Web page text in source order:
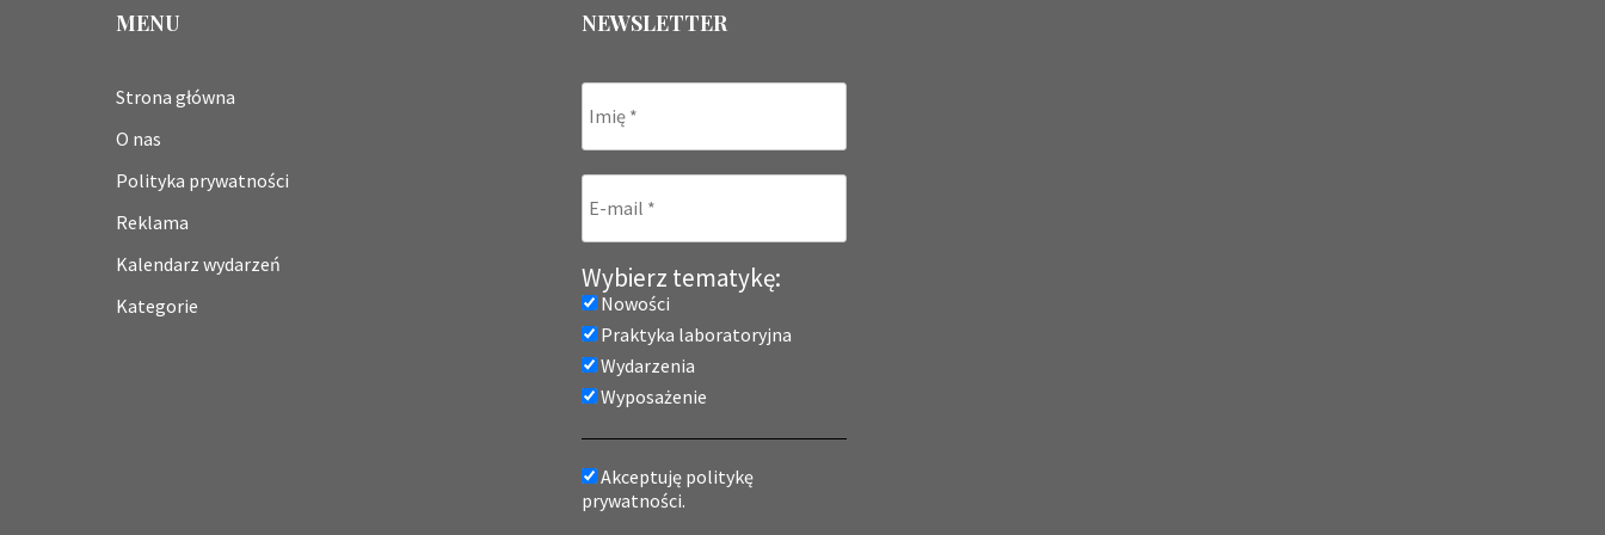
MENU
Strona główna
O nas
Polityka prywatności
Reklama
Kalendarz wydarzeń
Kategorie
NEWSLETTER
Wybierz tematykę:
Nowości
Praktyka laboratoryjna
Wydarzenia
Wyposażenie
Akceptuję politykę
prywatności.